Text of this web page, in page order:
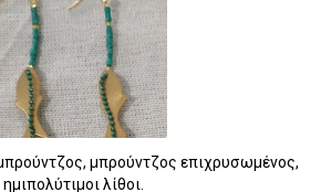
μπρούντζος επιχρυσωμένος,
ημιπολύτιμοι λίθοι.